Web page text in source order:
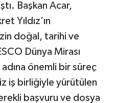
Başkan Acar,
Yıldız’ın
doğal, tarihi ve
Dünya Mirası
adına önemli bir süreç
iş birliğiyle yürütülen
başvuru ve dosya